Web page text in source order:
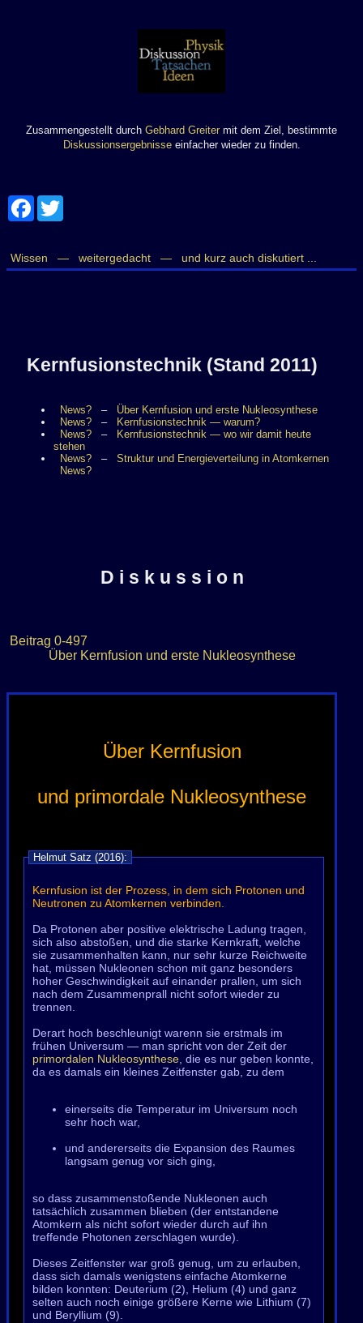
Zusammengestellt durch Gebhard Greiter mit dem Ziel, bestimmte
Diskussionsergebnisseeinfacher wieder zu finden.
Facebook
Wissen — weitergedacht — und kurz auch diskutiert ...
Kernfusionstechnik (Stand 2011)
News? – Über Kernfusion und erste Nukleosynthese
News? –
Kernfusionstechnik — warum?
News? –
Kernfusionstechnik — wo wir damit heute
stehen
News? – Struktur und Energieverteilung in Atomkernen
News?
D i s k u s s i o n
Beitrag 0-497
Über Kernfusion und erste Nukleosynthese
Über Kernfusion
und primordale Nukleosynthese
Helmut Satz (2016):
Kernfusion ist der Prozess, in dem sich Protonen und
Neutronen zu Atomkernen verbinden.
Da Protonen aber positive elektrische Ladung tragen,
sich also abstoßen, und die starke Kernkraft, welche
sie zusammenhalten kann, nur sehr kurze Reichweite
hat, müssen Nukleonen schon mit ganz besonders
hoher Geschwindigkeit auf einander prallen, um sich
nach dem Zusammenprall nicht sofort wieder zu
trennen.
Derart hoch beschleunigt warenn sie erstmals im
frühen Universum — man spricht von der Zeit der
primordalen Nukleosynthese, die es nur geben konnte,
da es damals ein kleines Zeitfenster gab, zu dem
einerseits die Temperatur im Universum noch
sehr hoch war,
und andererseits die Expansion des Raumes
langsam genug vor sich ging,
so dass zusammenstoßende Nukleonen auch
tatsächlich zusammen blieben (der entstandene
Atomkern als nicht sofort wieder durch auf ihn
treffende Photonen zerschlagen wurde).
Dieses Zeitfenster war groß genug, um zu erlauben,
dass sich damals wenigstens einfache Atomkerne
bilden konnten: Deuterium (2), Helium (4) und ganz
selten auch noch einige größere Kerne wie Lithium (7)
und Beryllium (9).